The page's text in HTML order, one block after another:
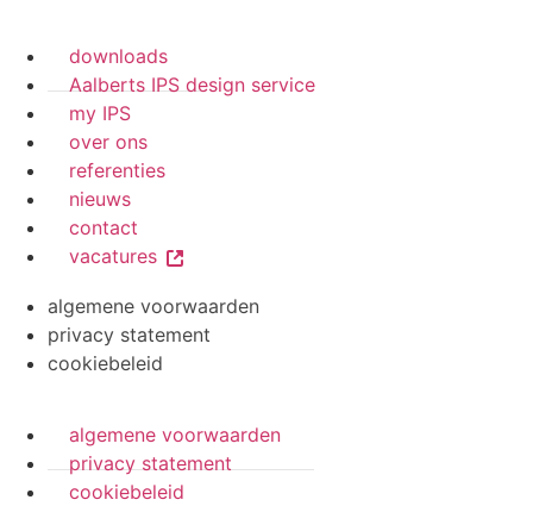
downloads
Aalberts IPS design service
my IPS
over ons
referenties
nieuws
contact
vacatures
algemene voorwaarden
privacy statement
cookiebeleid
algemene voorwaarden
privacy statement
cookiebeleid